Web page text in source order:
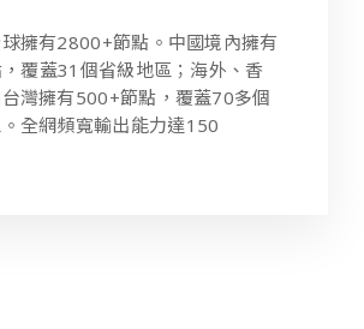
擁有2800+節點。中國境內擁有
覆蓋31個省級地區；海外、香
灣擁有500+節點，覆蓋70多個
全網頻寬輸出能力達150